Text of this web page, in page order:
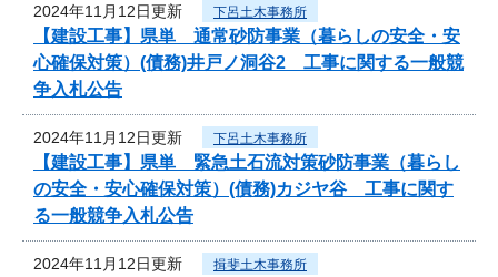
2024年11月12日更新 下呂土木事務所
【建設工事】県単 通常砂防事業（暮らしの安全・安
心確保対策）(債務)井戸ノ洞谷2 工事に関する一般競
争入札公告
2024年11月12日更新 下呂土木事務所
【建設工事】県単 緊急土石流対策砂防事業（暮らし
の安全・安心確保対策）(債務)カジヤ谷 工事に関す
る一般競争入札公告
2024年11月12日更新 揖斐土木事務所